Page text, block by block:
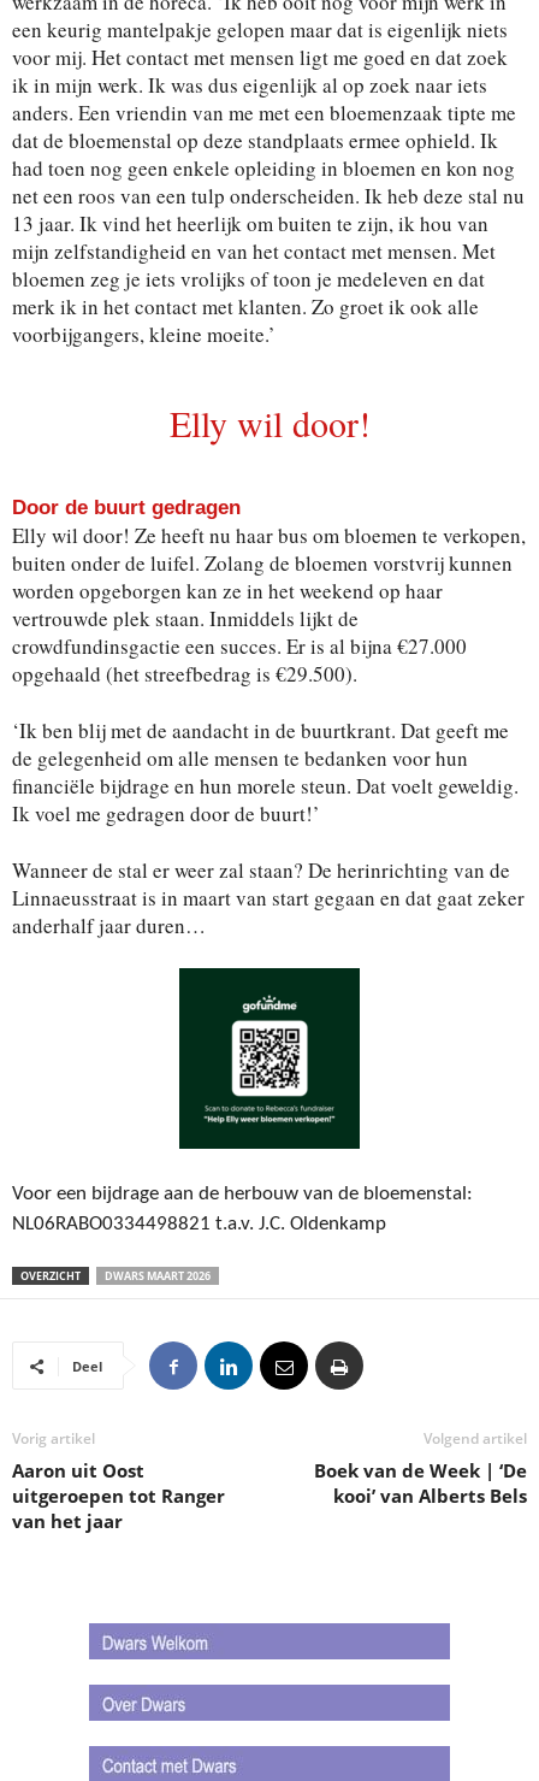
een keurig mantelpakje gelopen maar dat is eigenlijk niets
voor mij. Het contact met mensen ligt me goed en dat zoek
ik in mijn werk. Ik was dus eigenlijk al op zoek naar iets
anders. Een vriendin van me met een bloemenzaak tipte me
dat de bloemenstal op deze standplaats ermee ophield. Ik
had toen nog geen enkele opleiding in bloemen en kon nog
net een roos van een tulp onderscheiden. Ik heb deze stal nu
13 jaar. Ik vind het heerlijk om buiten te zijn, ik hou van
mijn zelfstandigheid en van het contact met mensen. Met
bloemen zeg je iets vrolijks of toon je medeleven en dat
merk ik in het contact met klanten. Zo groet ik ook alle
voorbijgangers, kleine moeite.’
Elly wil door!
Door de buurt gedragen
Elly wil door! Ze heeft nu haar bus om bloemen te verkopen,
buiten onder de luifel. Zolang de bloemen vorstvrij kunnen
worden opgeborgen kan ze in het weekend op haar
vertrouwde plek staan. Inmiddels lijkt de
crowdfundinsgactie een succes. Er is al bijna €27.000
opgehaald (het streefbedrag is €29.500).
‘Ik ben blij met de aandacht in de buurtkrant. Dat geeft me
de gelegenheid om alle mensen te bedanken voor hun
financiële bijdrage en hun morele steun. Dat voelt geweldig.
Ik voel me gedragen door de buurt!’
Wanneer de stal er weer zal staan? De herinrichting van de
Linnaeusstraat is in maart van start gegaan en dat gaat zeker
anderhalf jaar duren…
Voor een bijdrage aan de herbouw van de bloemenstal:
NL06RABO0334498821 t.a.v. J.C. Oldenkamp
OVERZICHT DWARS MAART 2026
Deel
Vorig artikel
Aaron uit Oost
uitgeroepen tot Ranger
van het jaar
Volgend artikel
Boek van de Week | ‘De
kooi’ van Alberts Bels